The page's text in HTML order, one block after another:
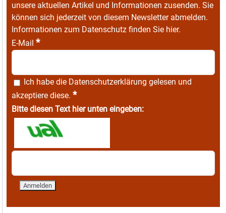
unsere aktuellen Artikel und Informationen zusenden. Sie
können sich jederzeit von diesem Newsletter abmelden.
Informationen zum Datenschutz finden Sie hier.
E-Mail *
Ich habe die Datenschutzerklärung gelesen und
akzeptiere diese. *
Bitte diesen Text hier unten eingeben: